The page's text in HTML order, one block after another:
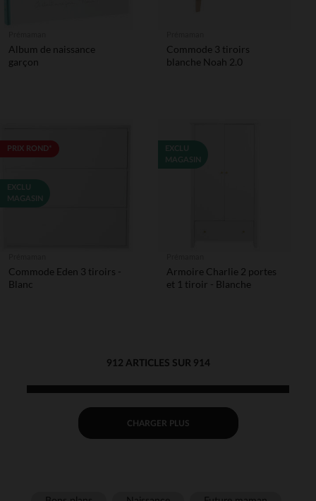
Album de naissance
garçon
Commode 3 tiroirs
blanche Noah 2.0
PRIX ROND*
EXCLU
MAGASIN
Commode Eden 3 tiroirs -
Blanc
EXCLU
MAGASIN
Armoire Charlie 2 portes
et 1 tiroir - Blanche
912 ARTICLES SUR 914
CHARGER PLUS